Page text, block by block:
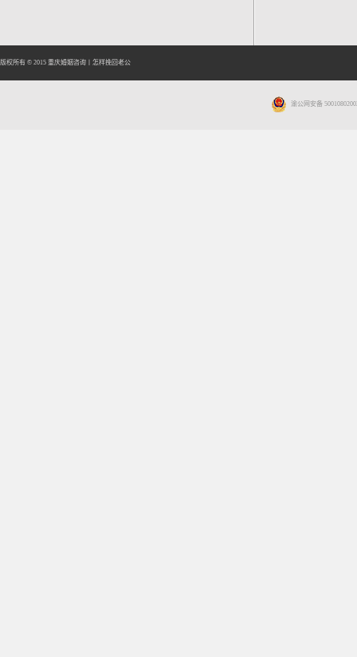
版权所有 © 2015 重庆婚姻咨询 怎样挽回老公
渝公网安备